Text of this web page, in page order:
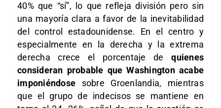
40% que “sí”, lo que refleja división pero sin
una mayoría clara a favor de la inevitabilidad
del control estadounidense. En el centro y
especialmente en la derecha y la extrema
derecha crece el porcentaje dequienes
consideran probable que Washington acabe
imponiéndose sobre Groenlandia, mientras
que el grupo de indecisos se mantiene en